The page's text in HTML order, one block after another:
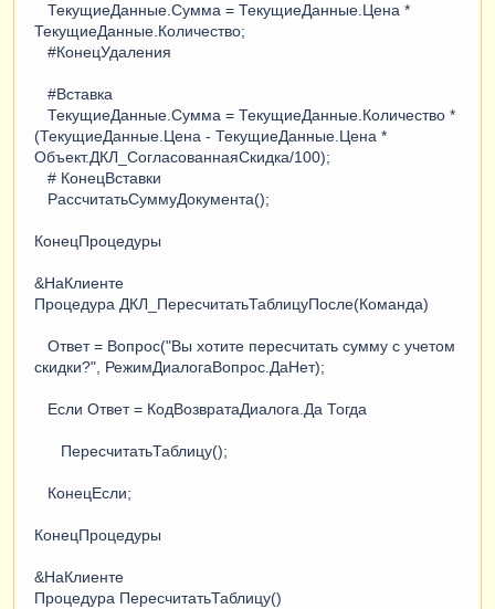
ТекущиеДанные.Сумма = ТекущиеДанные.Цена *
ТекущиеДанные.Количество;
#КонецУдаления
#Вставка
ТекущиеДанные.Сумма = ТекущиеДанные.Количество *
(ТекущиеДанные.Цена - ТекущиеДанные.Цена *
Объект.ДКЛ_СогласованнаяСкидка/100);
# КонецВставки
РассчитатьСуммуДокумента();
КонецПроцедуры
&НаКлиенте
Процедура ДКЛ_ПересчитатьТаблицуПосле(Команда)
Ответ = Вопрос("Вы хотите пересчитать сумму с учетом
скидки?", РежимДиалогаВопрос.ДаНет);
Если Ответ = КодВозвратаДиалога.Да Тогда
ПересчитатьТаблицу();
КонецЕсли;
КонецПроцедуры
&НаКлиенте
Процедура ПересчитатьТаблицу()